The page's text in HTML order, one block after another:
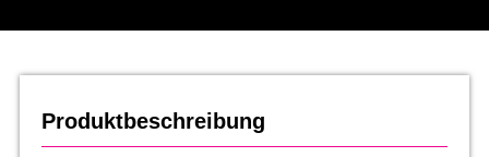
Produktbeschreibung